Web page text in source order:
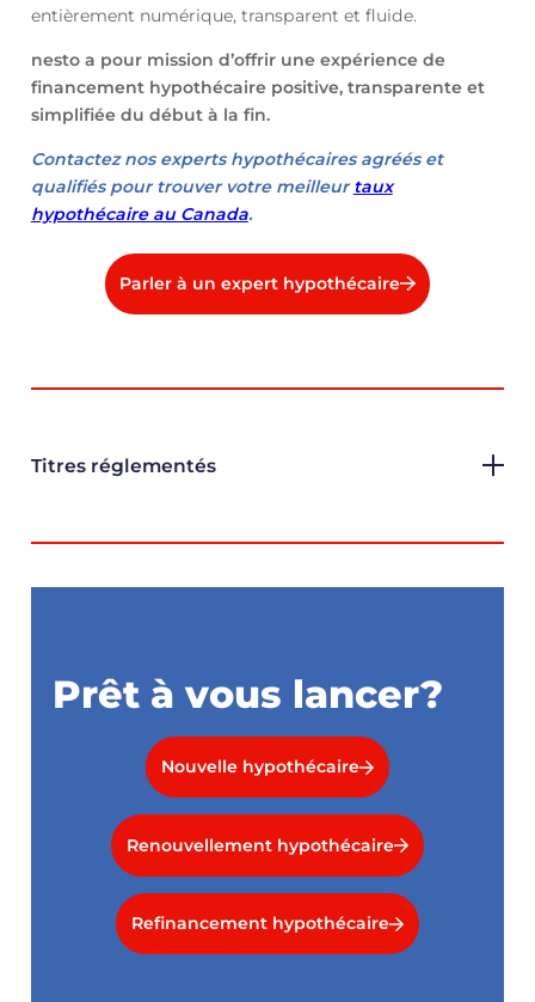
entièrement numérique, transparent et fluide.
nesto a pour mission d’offrir une expérience de
financement hypothécaire positive, transparente et
simplifiée du début à la fin.
Contactez nos experts hypothécaires agréés et
qualifiés pour trouver votre meilleurtaux
hypothécaire au Canada.
Parler à un expert hypothécaire
Titres réglementés
Prêt à vous lancer?
Nouvelle hypothécaire
Renouvellement hypothécaire
Refinancement hypothécaire